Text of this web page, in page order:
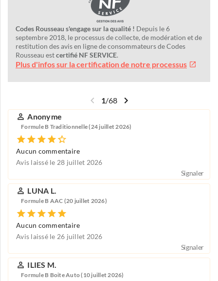
Codes Rousseau s'engage sur la qualité ! Depuis le 6
septembre 2018, le processus de collecte, de modération et de
restitution des avis en ligne de consommateurs de Codes
Rousseau estcertifié NF SERVICE.
Plus d'infos sur la certification de notre processus
1/68
Anonyme
Formule B Traditionnelle (24 juillet 2026)
Aucun commentaire
Avis laissé le 28 juillet 2026
Signaler
LUNA L.
Formule B AAC (20 juillet 2026)
Aucun commentaire
Avis laissé le 26 juillet 2026
Signaler
ILIES M.
Formule B Boite Auto (10 juillet 2026)